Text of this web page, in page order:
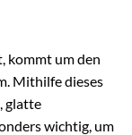
kommt um den
Mithilfe dieses
glatte
wichtig, um